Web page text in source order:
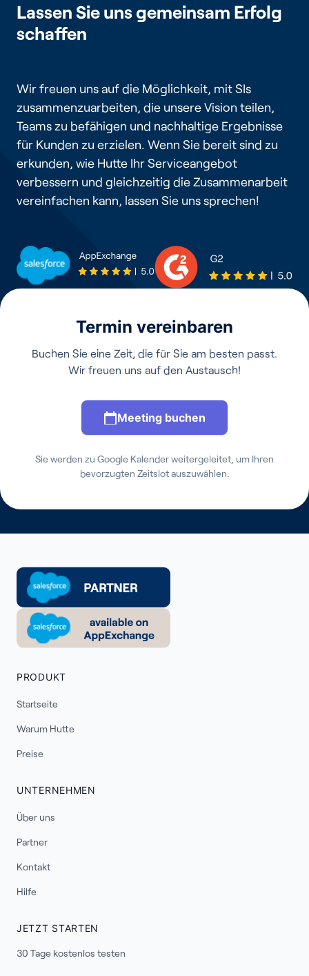
Lassen Sie uns gemeinsam Erfolg
schaffen
Wir freuen uns auf die Möglichkeit, mit SIs
zusammenzuarbeiten, die unsere Vision teilen,
Teams zu befähigen und nachhaltige Ergebnisse
für Kunden zu erzielen. Wenn Sie bereit sind zu
erkunden, wie Hutte Ihr Serviceangebot
verbessern und gleichzeitig die Zusammenarbeit
vereinfachen kann, lassen Sie uns sprechen!
Termin vereinbaren
Buchen Sie eine Zeit, die für Sie am besten passt.
Wir freuen uns auf den Austausch!
Meeting buchen
Sie werden zu Google Kalender weitergeleitet, um Ihren
bevorzugten Zeitslot auszuwählen.
PRODUKT
Startseite
Warum Hutte
Preise
UNTERNEHMEN
Über uns
Partner
Kontakt
Hilfe
JETZT STARTEN
30 Tage kostenlos testen